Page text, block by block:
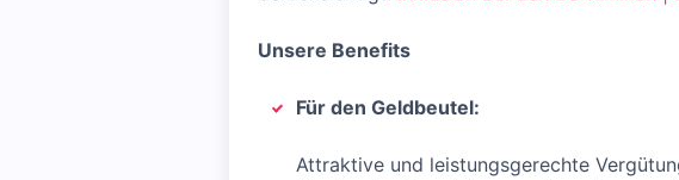
Unsere Benefits
Für den Geldbeutel:
Attraktive und leistungsgerechte